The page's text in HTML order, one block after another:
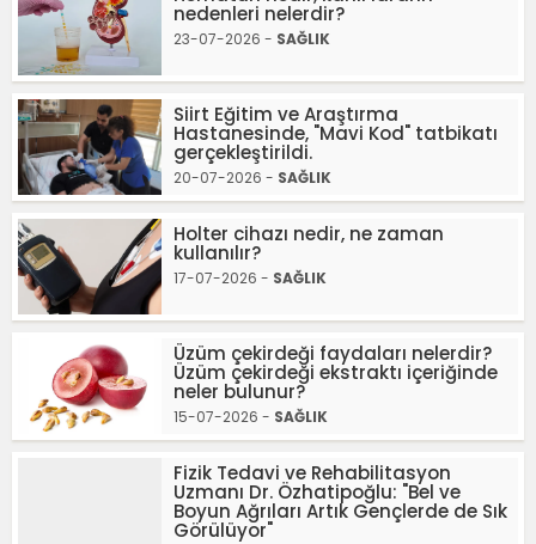
nedenleri nelerdir?
23-07-2026 - SAĞLIK
Siirt Eğitim ve Araştırma
Hastanesinde, "Mavi Kod" tatbikatı
gerçekleştirildi.
20-07-2026 - SAĞLIK
Holter cihazı nedir, ne zaman
kullanılır?
17-07-2026 - SAĞLIK
Üzüm çekirdeği faydaları nelerdir?
Üzüm çekirdeği ekstraktı içeriğinde
neler bulunur?
15-07-2026 - SAĞLIK
Fizik Tedavi ve Rehabilitasyon
Uzmanı Dr. Özhatipoğlu: "Bel ve
Boyun Ağrıları Artık Gençlerde de Sık
Görülüyor"